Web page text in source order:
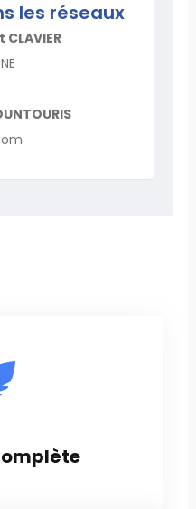
les réseaux